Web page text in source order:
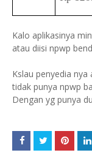
Kalo aplikasinya
atau diisi npwp
Kslau penyedia
tidak punya npwp
Dengan yg punya